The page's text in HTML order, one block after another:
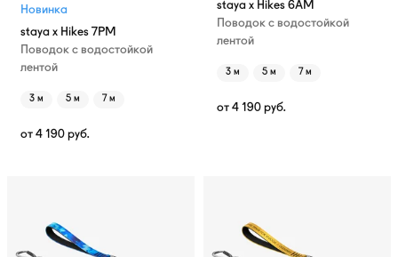
Новинка
staya x Hikes 7PM
Поводок с водостойкой
лентой
3 м 5 м 7 м
от 4 190 руб.
staya x Hikes 6AM
Поводок с водостойкой
лентой
3 м 5 м 7 м
от 4 190 руб.